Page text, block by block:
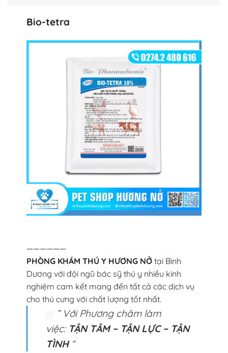
Bio-tetra
——————
PHÒNG KHÁM THÚ Y HƯƠNG NỞtại Bình
Dương với đội ngũ bác sỹ thú y nhiều kinh
nghiệm cam kết mang đến tất cả các dịch vụ
cho thú cưng với chất lượng tốt nhất.
” Với Phương châm làm
việc: TẬN TÂM – TẬN LỰC – TẬN
TÌNH“